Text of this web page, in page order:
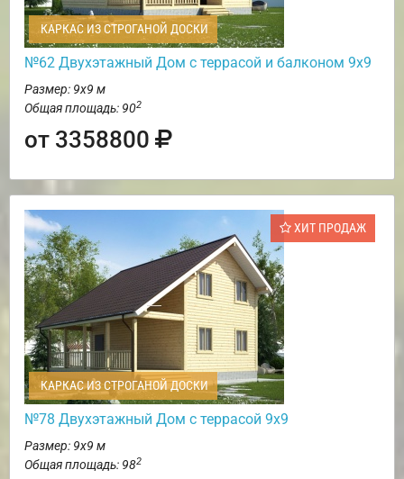
КАРКАС ИЗ СТРОГАНОЙ ДОСКИ
№62 Двухэтажный Дом с террасой и балконом 9х9
Размер: 9х9 м
Общая площадь: 902
от 3358800
ХИТ ПРОДАЖ
КАРКАС ИЗ СТРОГАНОЙ ДОСКИ
№78 Двухэтажный Дом с террасой 9х9
Размер: 9х9 м
Общая площадь: 982